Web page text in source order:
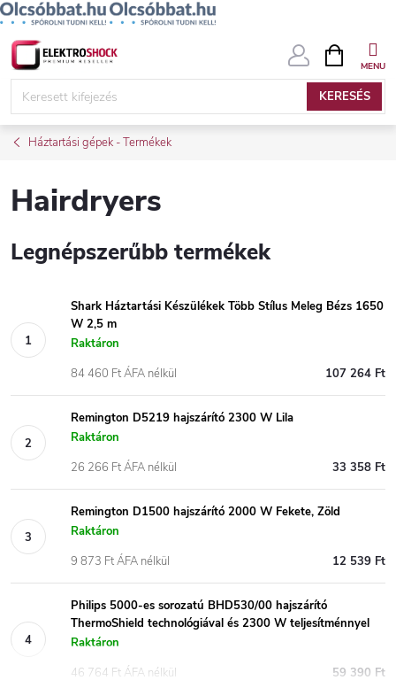
Ugrás
KERESÉS
KOSÁR
Háztartási gépek - Termékek
Hairdryers
Legnépszerűbb termékek
Shark Háztartási Készülékek Több Stílus Meleg Bézs 1650
W 2,5 m
Raktáron
107 264 Ft
84 460 Ft ÁFA nélkül
Remington D5219 hajszárító 2300 W Lila
Raktáron
33 358 Ft
26 266 Ft ÁFA nélkül
Remington D1500 hajszárító 2000 W Fekete, Zöld
Raktáron
12 539 Ft
9 873 Ft ÁFA nélkül
Philips 5000-es sorozatú BHD530/00 hajszárító
ThermoShield technológiával és 2300 W teljesítménnyel
Raktáron
59 390 Ft
46 764 Ft ÁFA nélkül